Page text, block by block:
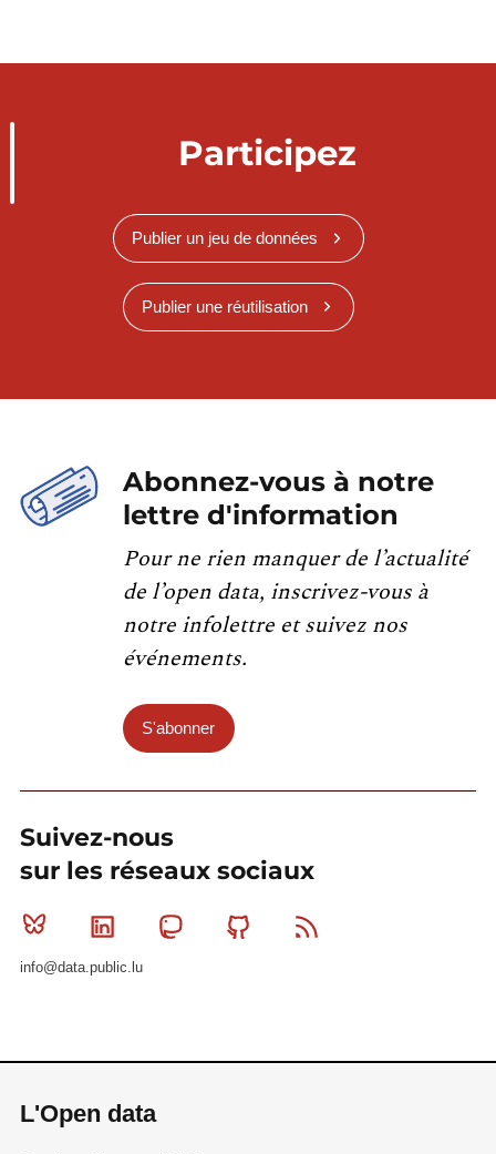
Participez
Publier un jeu de données
Publier une réutilisation
Abonnez-vous à notre
lettre d'information
Pour ne rien manquer de l’actualité
de l’open data, inscrivez-vous à
notre infolettre et suivez nos
événements.
S'abonner
Suivez-nous
sur les réseaux sociaux
Bluesky Linkedin MastodonGithub
info@data.public.lu
L'Open data